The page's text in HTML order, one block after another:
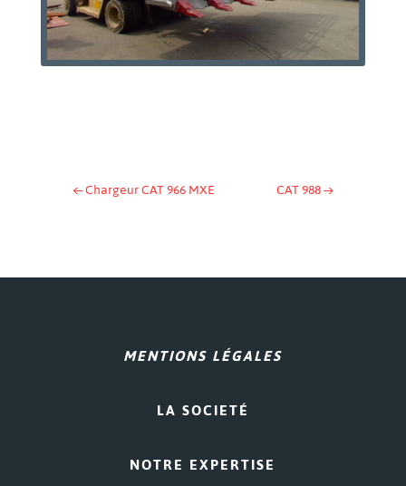
←Chargeur CAT 966 MXE CAT 988→
MENTIONS LÉGALES
LA SOCIETÉ
NOTRE EXPERTISE